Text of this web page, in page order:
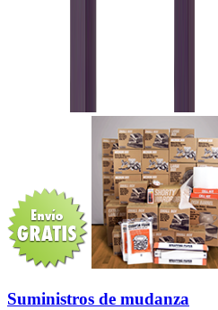
Suministros de mudanza